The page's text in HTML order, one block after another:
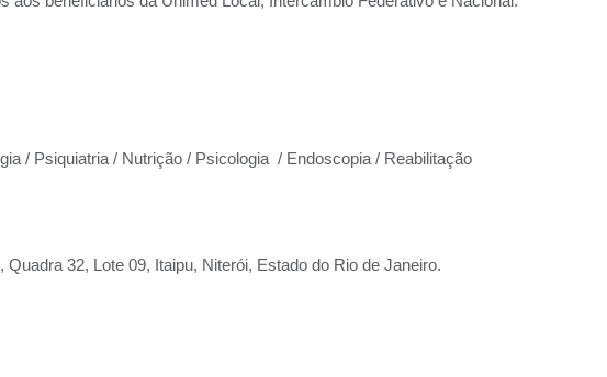
/ Psiquiatria / Nutrição / Psicologia / Endoscopia / Reabilitação
32, Lote 09, Itaipu, Niterói, Estado do Rio de Janeiro.